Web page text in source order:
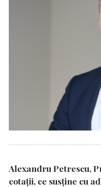
Alexandru Petrescu,
cotații, ce susține cu